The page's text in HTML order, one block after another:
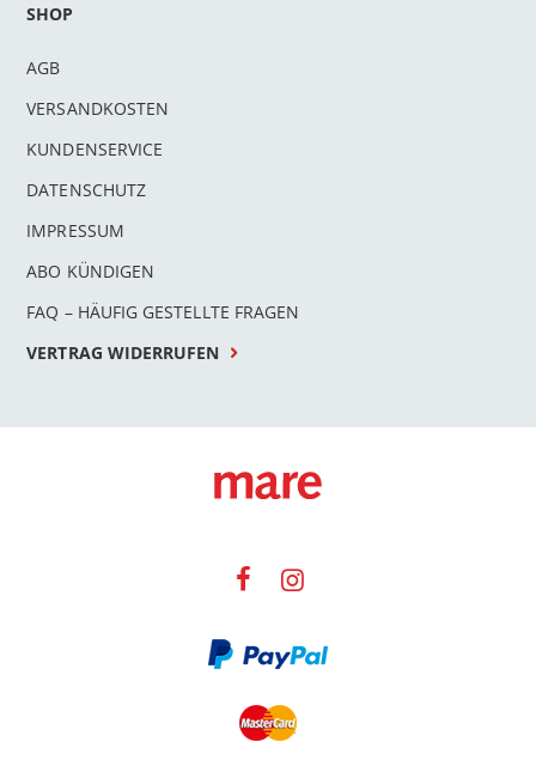
SHOP
AGB
VERSANDKOSTEN
KUNDENSERVICE
DATENSCHUTZ
IMPRESSUM
ABO KÜNDIGEN
FAQ – HÄUFIG GESTELLTE FRAGEN
VERTRAG WIDERRUFEN